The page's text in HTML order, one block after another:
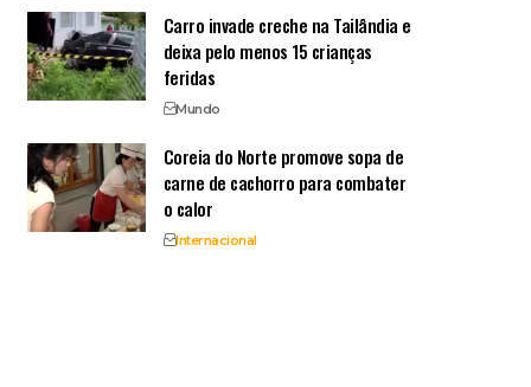
Carro invade creche na Tailândia e
deixa pelo menos 15 crianças
feridas
Mundo
Coreia do Norte promove sopa de
carne de cachorro para combater
o calor
Internacional